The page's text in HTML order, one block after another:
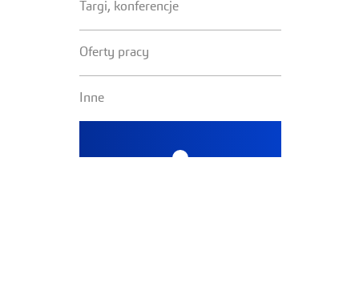
Targi, konferencje
Oferty pracy
Inne